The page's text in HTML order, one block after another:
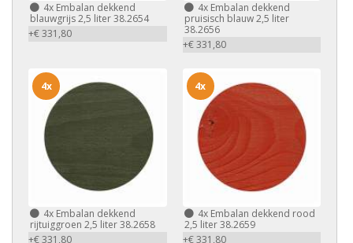
4x Embalan dekkend
blauwgrijs 2,5 liter 38.2654
+€ 331,80
4xEmbalan dekkend
pruisisch blauw 2,5 liter
38.2656
+€ 331,80
4x Embalan dekkend
rijtuiggroen 2,5 liter 38.2658
+€ 331,80
4x
4xEmbalan dekkend rood
2,5 liter 38.2659
+€ 331,80
4x